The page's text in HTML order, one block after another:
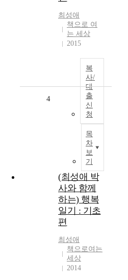
최성애
책으로 여
는 세상
2015
복
사/
대
출
신
청
목
차
보
기
4
(최성애 박
사와 함께
하는) 행복
일기 : 기초
편
최성애
책으로여는
세상
2014